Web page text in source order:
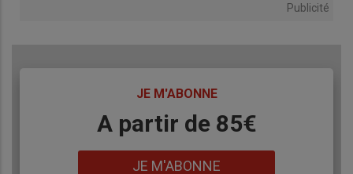
Publicité
JE M'ABONNE
A partir de 85€
JE M'ABONNE